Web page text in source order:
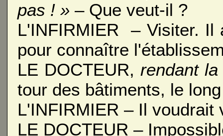
pas ! » – Que veut-il ?
L'INFIRMIER – Visiter. Il
pour connaître
LE DOCTEUR, rendant
tour des bâtiments, le
L'INFIRMIER – Il voudrait
LE DOCTEUR –